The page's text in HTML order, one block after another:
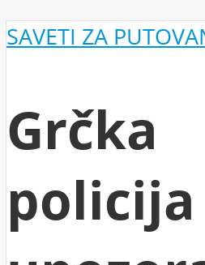
SAVETI ZA
Grčka
policija